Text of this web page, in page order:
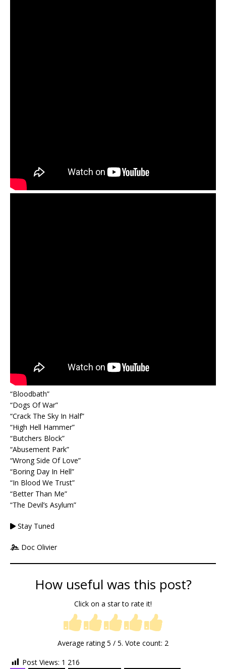
“Bloodbath”
“Dogs Of War”
“Crack The Sky In Half”
“High Hell Hammer”
“Butchers Block”
“Abusement Park”
“Wrong Side Of Love”
“Boring Day In Hell”
“In Blood We Trust”
“Better Than Me”
“The Devil’s Asylum”
Stay Tuned
Doc Olivier
How useful was this post?
Click on a star to rate it!
Average rating5 / 5. Vote count: 2
Post Views: 1 216